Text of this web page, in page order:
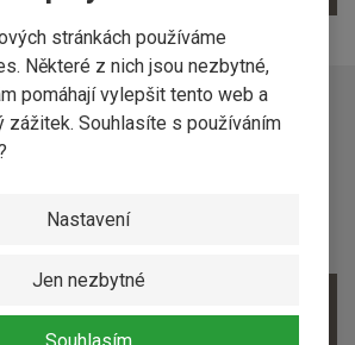
stránkách používáme
Některé z nich jsou nezbytné,
pomáhají vylepšit tento web a
zážitek. Souhlasíte s používáním
Nastavení
Jen nezbytné
podlahová palubka SM
= šíře po sesazení (bez pera)